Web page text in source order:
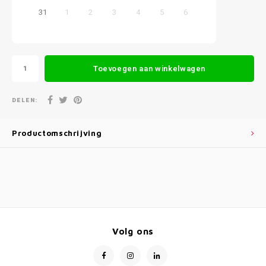
31 1 2 3 4 5 6
Toevoegen aan winkelwagen
DELEN:
Productomschrijving
Volg ons